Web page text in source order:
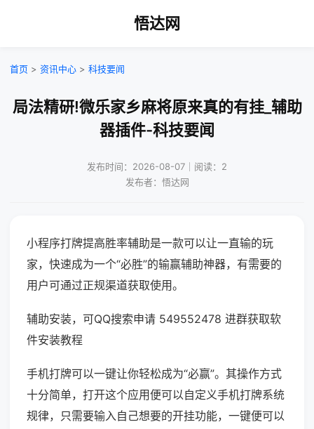
悟达网
首页 > 资讯中心 > 科技要闻
局法精研!微乐家乡麻将原来真的有挂_辅助
器插件-科技要闻
发布时间：2026-08-07｜阅读：2
发布者：悟达网
小程序打牌提高胜率辅助是一款可以让一直输的玩
家，快速成为一个“必胜”的输赢辅助神器，有需要的
用户可通过正规渠道获取使用。
辅助安装，可QQ搜索申请 549552478 进群获取软
件安装教程
手机打牌可以一键让你轻松成为“必赢”。其操作方式
十分简单，打开这个应用便可以自定义手机打牌系统
规律，只需要输入自己想要的开挂功能，一键便可以